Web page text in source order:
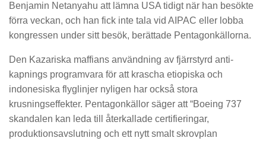
Benjamin Netanyahu att lämna USA tidigt när han besökte
förra veckan, och han fick inte tala vid AIPAC eller lobba
kongressen under sitt besök, berättade Pentagonkällorna.
Den Kazariska maffians användning av fjärrstyrd anti-
kapnings programvara för att krascha etiopiska och
indonesiska flyglinjer nyligen har också stora
krusningseffekter. Pentagonkällor säger att “Boeing 737
skandalen kan leda till återkallade certifieringar,
produktionsavslutning och ett nytt smalt skrovplan